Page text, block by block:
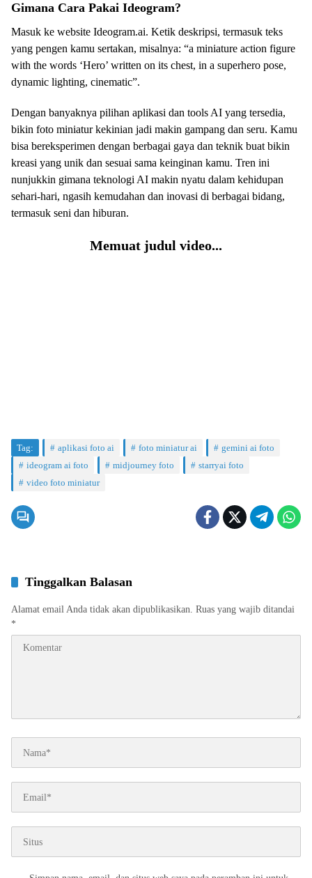
Gimana Cara Pakai Ideogram?
Masuk ke website Ideogram.ai. Ketik deskripsi, termasuk teks
yang pengen kamu sertakan, misalnya: “a miniature action figure
with the words ‘Hero’ written on its chest, in a superhero pose,
dynamic lighting, cinematic”.
Dengan banyaknya pilihan aplikasi dan tools AI yang tersedia,
bikin foto miniatur kekinian jadi makin gampang dan seru. Kamu
bisa bereksperimen dengan berbagai gaya dan teknik buat bikin
kreasi yang unik dan sesuai sama keinginan kamu. Tren ini
nunjukkin gimana teknologi AI makin nyatu dalam kehidupan
sehari-hari, ngasih kemudahan dan inovasi di berbagai bidang,
termasuk seni dan hiburan.
Memuat judul video...
Tag: aplikasi foto ai foto miniatur ai
gemini ai foto
ideogram ai foto
midjourney foto
starryai foto
video foto miniatur
Tinggalkan Balasan
Alamat email Anda tidak akan dipublikasikan. Ruas yang wajib ditandai
*